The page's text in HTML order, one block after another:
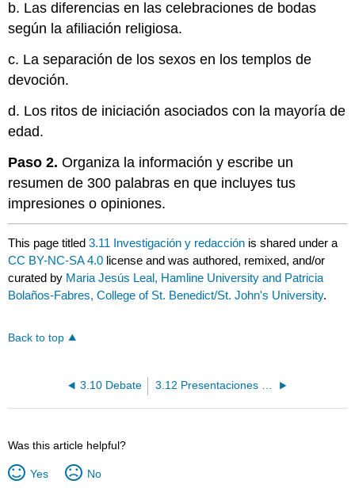
b. Las diferencias en las celebraciones de bodas
según la afiliación religiosa.
c. La separación de los sexos en los templos de
devoción.
d. Los ritos de iniciación asociados con la mayoría de
edad.
Paso 2.Organiza la información y escribe un
resumen de 300 palabras en que incluyes tus
impresiones o opiniones.
This page titled3.11 Investigación y redacción is shared under a
CC BY-NC-SA 4.0 license and was authored, remixed, and/or
curated by Maria Jesús Leal, Hamline University and Patricia
Bolaños-Fabres, College of St. Benedict/St. John's University.
Back to top
3.10 Debate 3.12 Presentaciones individuales
Was this article helpful?
Yes No